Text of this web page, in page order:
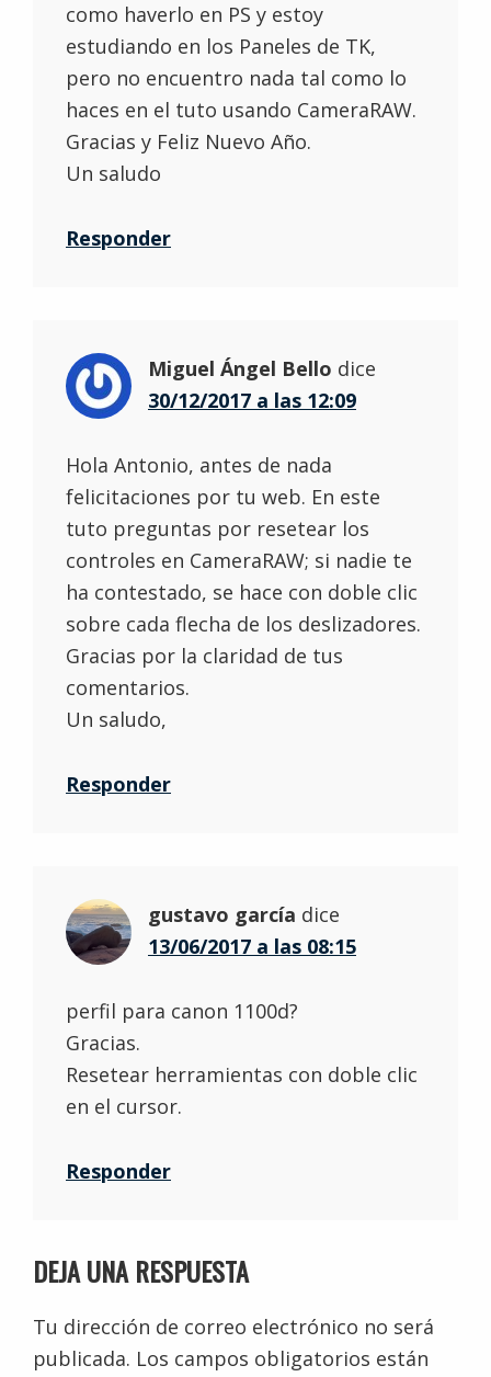
como haverlo en PS y estoy
estudiando en los Paneles de TK,
pero no encuentro nada tal como lo
haces en el tuto usando CameraRAW.
Gracias y Feliz Nuevo Año.
Un saludo
Responder
Miguel Ángel Bello dice
30/12/2017 a las 12:09
Hola Antonio, antes de nada
felicitaciones por tu web. En este
tuto preguntas por resetear los
controles en CameraRAW; si nadie te
ha contestado, se hace con doble clic
sobre cada flecha de los deslizadores.
Gracias por la claridad de tus
comentarios.
Un saludo,
Responder
gustavo garcía dice
13/06/2017 a las 08:15
perfil para canon 1100d?
Gracias.
Resetear herramientas con doble clic
en el cursor.
Responder
DEJA UNA RESPUESTA
Tu dirección de correo electrónico no será
publicada. Los campos obligatorios están